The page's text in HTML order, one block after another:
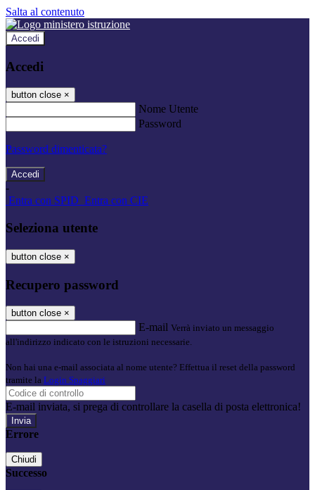
Salta al contenuto
Accedi
Accedi
button close ×
Nome Utente
Password
Password dimenticata?
-
Entra con SPID Entra con CIE
Seleziona utente
button close ×
Recupero password
button close ×
E-mail Verrà inviato un messaggio
all'indirizzo indicato con le istruzioni necessarie.
Non hai una e-mail associata al nome utente? Effettua il reset della password
tramite la Login Spaggiari
E-mail inviata, si prega di controllare la casella di posta elettronica!
Errore
Chiudi
Successo